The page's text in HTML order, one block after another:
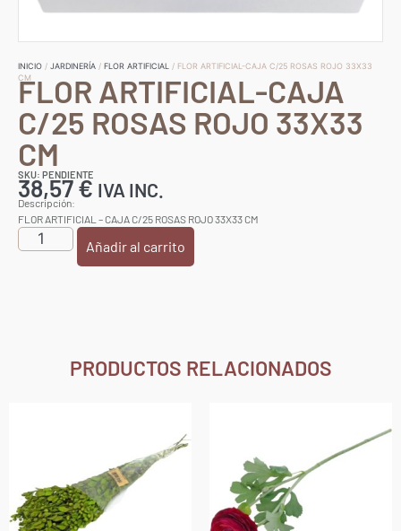
INICIO / JARDINERÍA / FLOR ARTIFICIAL
/ FLOR ARTIFICIAL-CAJA C/25 ROSAS ROJO 33X33
CM
FLOR ARTIFICIAL-CAJA
C/25 ROSAS ROJO 33X33
CM
SKU: PENDIENTE
38,57€ IVA INC.
Descripción:
FLOR ARTIFICIAL – CAJA C/25 ROSAS ROJO 33X33 CM
Añadir al carrito
PRODUCTOS RELACIONADOS